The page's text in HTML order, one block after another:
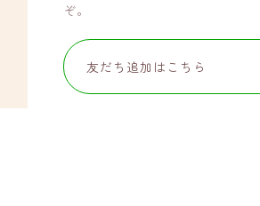
ぞ。
友だち追加はこちら